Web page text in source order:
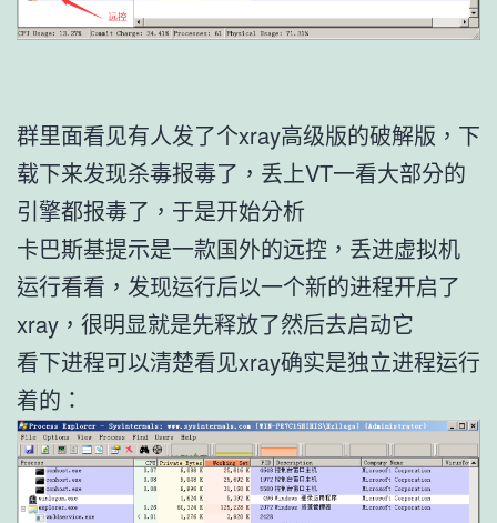
群里面看见有人发了个xray高级版的破解版，下
载下来发现杀毒报毒了，丢上VT一看大部分的
引擎都报毒了，于是开始分析
卡巴斯基提示是一款国外的远控，丢进虚拟机
运行看看，发现运行后以一个新的进程开启了
xray，很明显就是先释放了然后去启动它
看下进程可以清楚看见xray确实是独立进程运行
着的：